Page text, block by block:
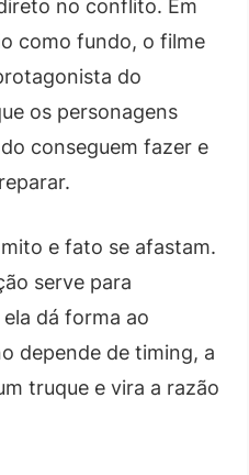
no conflito. Em
como fundo, o filme
do
os personagens
conseguem fazer e
e fato se afastam.
serve para
dá forma ao
depende de timing, a
truque e vira a razão